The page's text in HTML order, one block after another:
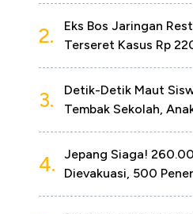
2.
Eks Bos Jaringan
Terseret Kasus Rp
3.
Detik-Detik Maut
Tembak Sekolah,
4.
Jepang Siaga!
Dievakuasi, 500